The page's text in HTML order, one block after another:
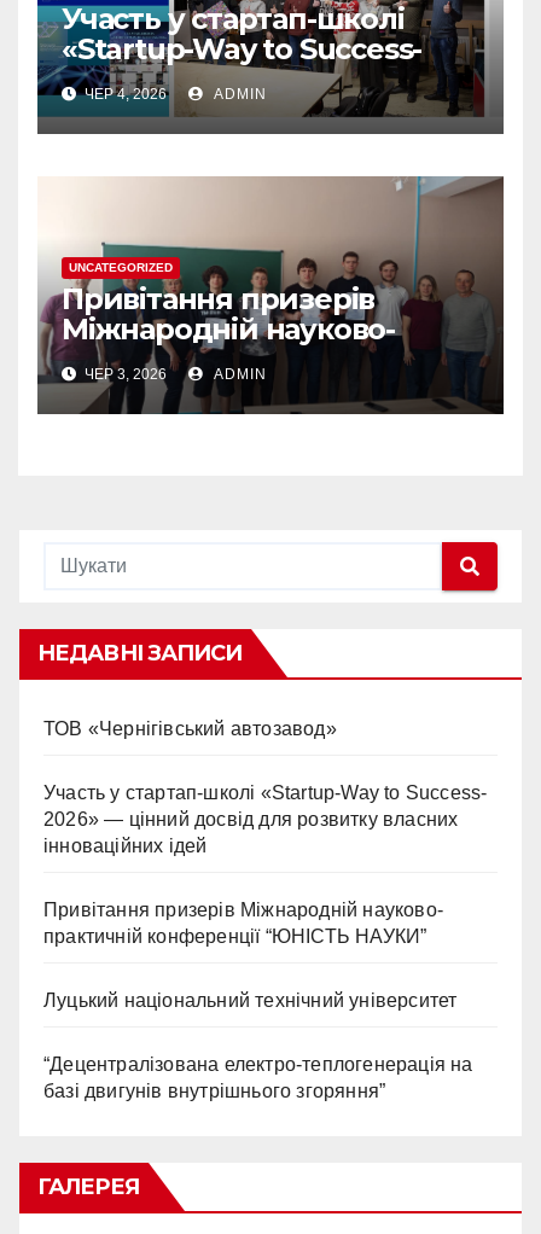
Участь у стартап-школі
«Startup-Way to Success-
2026» — цінний досвід для
розвитку власних
інноваційних ідей
ЧЕР 4, 2026 ADMIN
UNCATEGORIZED
Привітання призерів
Міжнародній науково-
практичній конференції
“ЮНІСТЬ НАУКИ”
ЧЕР 3, 2026 ADMIN
НЕДАВНІ ЗАПИСИ
ТОВ «Чернігівський автозавод»
Участь у стартап-школі «Startup-Way to Success-
2026» — цінний досвід для розвитку власних
інноваційних ідей
Привітання призерів Міжнародній науково-
практичній конференції “ЮНІСТЬ НАУКИ”
Луцький національний технічний університет
“Децентралізована електро-теплогенерація на
базі двигунів внутрішнього згоряння”
ГАЛЕРЕЯ